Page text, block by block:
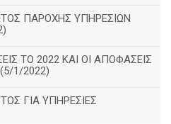
ΠΑΡΟΧΗΣ ΥΠΗΡΕΣΙΩΝ
ΤΟ 2022 ΚΑΙ ΟΙ ΑΠΟΦΑΣΕΙΣ
1/2022)
ΓΙΑ ΥΠΗΡΕΣΙΕΣ